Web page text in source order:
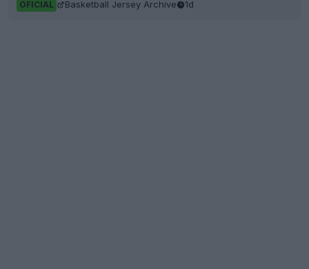
OFICIAL Basketball Jersey Archive 1d